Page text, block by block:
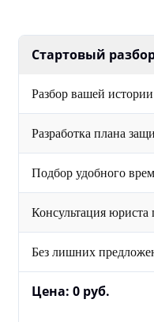
Стартовый
Разбор вашей истории
Разработка плана
Подбор удобного
Консультация юриста
Без лишних
Цена: 0 руб.